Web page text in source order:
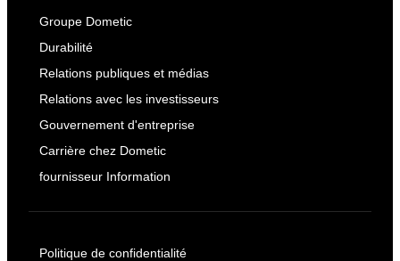
Groupe Dometic
Durabilité
Relations publiques et médias
Relations avec les investisseurs
Gouvernement d'entreprise
Carrière chez Dometic
fournisseur Information
Politique de confidentialité